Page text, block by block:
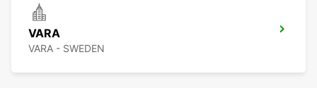
VARA
VARA - SWEDEN